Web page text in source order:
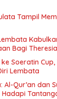
Tampil
Bagi
Soeratin
Lembata
Qur’an dan